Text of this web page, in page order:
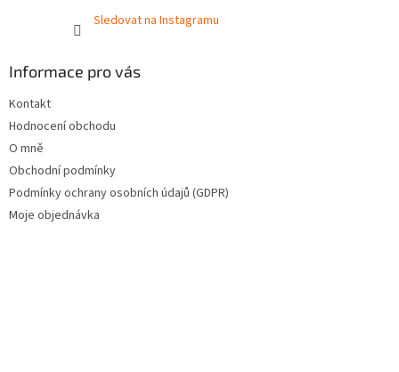
Sledovat na Instagramu
Informace pro vás
Kontakt
Hodnocení obchodu
O mně
Obchodní podmínky
Podmínky ochrany osobních údajů (GDPR)
Moje objednávka